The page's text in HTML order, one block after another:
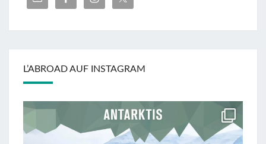
L’ABROAD AUF INSTAGRAM